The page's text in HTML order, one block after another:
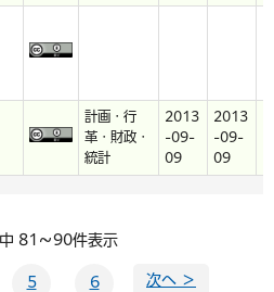
計画・行
革・財政・
統計
2013
-09-
09
2013
-09-
09
81～90件表示
5 6 次へ ＞